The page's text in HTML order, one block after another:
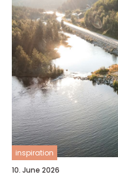
inspiration
10. June 2026